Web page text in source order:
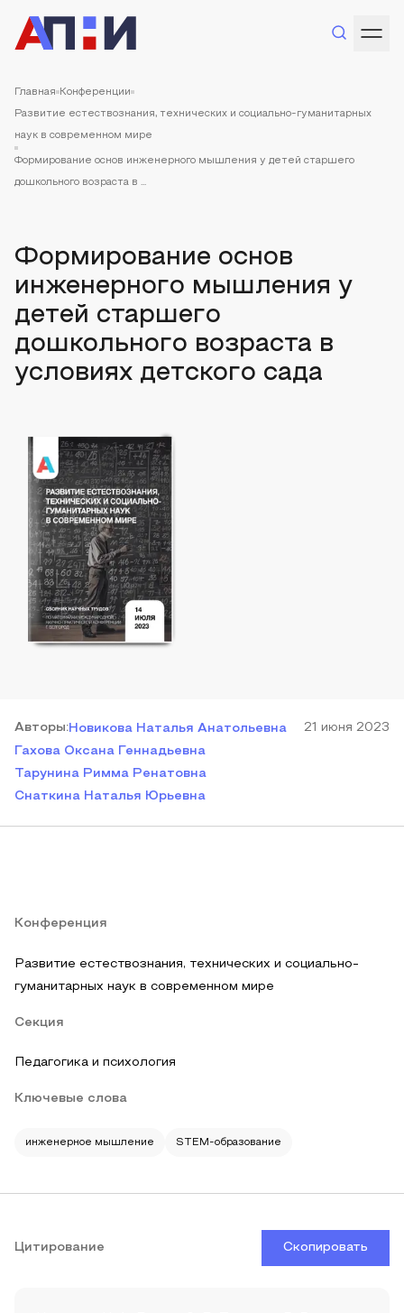
Главная Конференции
Развитие естествознания, технических и социально-гуманитарных
наук в современном мире
Формирование основ инженерного мышления у детей старшего
дошкольного возраста в ...
Формирование основ
инженерного мышления у
детей старшего
дошкольного возраста в
условиях детского сада
Авторы:Новикова Наталья Анатольевна
Гахова Оксана Геннадьевна
Тарунина Римма Ренатовна
Снаткина Наталья Юрьевна
21 июня 2023
Конференция
Развитие естествознания, технических и социально-
гуманитарных наук в современном мире
Секция
Педагогика и психология
Ключевые слова
инженерное мышление STEM-образование
Цитирование Скопировать